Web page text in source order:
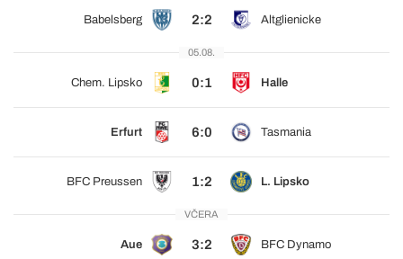
Babelsberg 2:2 Altglienicke
05.08.
Chem. Lipsko 0:1 Halle
Erfurt 6:0 Tasmania
BFC Preussen 1:2 L. Lipsko
VČERA
Aue 3:2 BFC Dynamo